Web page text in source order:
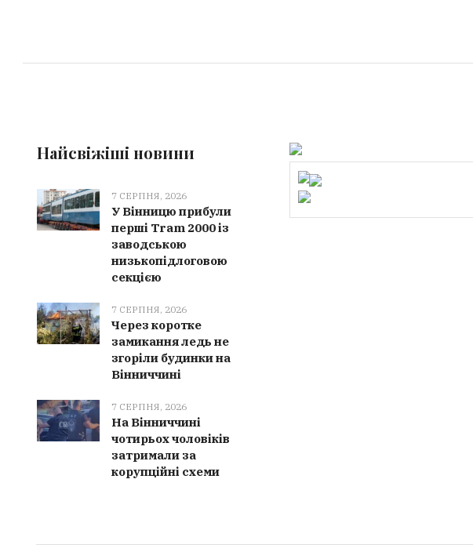
Найсвіжіші новини
7 СЕРПНЯ, 2026
У Вінницю прибули
перші Tram 2000 із
заводською
низькопідлоговою
секцією
7 СЕРПНЯ, 2026
Через коротке
замикання ледь не
згоріли будинки на
Вінниччині
7 СЕРПНЯ, 2026
На Вінниччині
чотирьох чоловіків
затримали за
корупційні схеми